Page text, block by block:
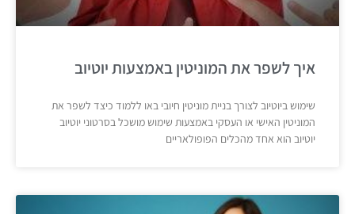
איך לשפר את המוניטין באמצעות יוטיוב
שימוש ביוטיוב לצורך בניית מוניטין חיובי באו ללמוד כיצד לשפר את
המוניטין האישי או העסקי באמצעות שימוש מושכל בסרטוני יוטיוב
יוטיוב הוא אחד מהכלים הפופולאריים